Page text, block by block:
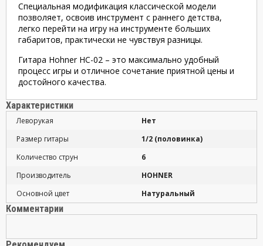
Специальная модификация классической модели
позволяет, освоив инструмент с раннего детства,
легко перейти на игру на инструменте больших
габаритов, практически не чувствуя разницы.
Гитара Hohner HC-02 – это максимально удобный
процесс игры и отличное сочетание приятной цены и
достойного качества.
Характеристики
Леворукая
Нет
Размер гитары
1/2 (половинка)
Количество струн
6
Производитель
HOHNER
Основной цвет
Натуральный
Комментарии